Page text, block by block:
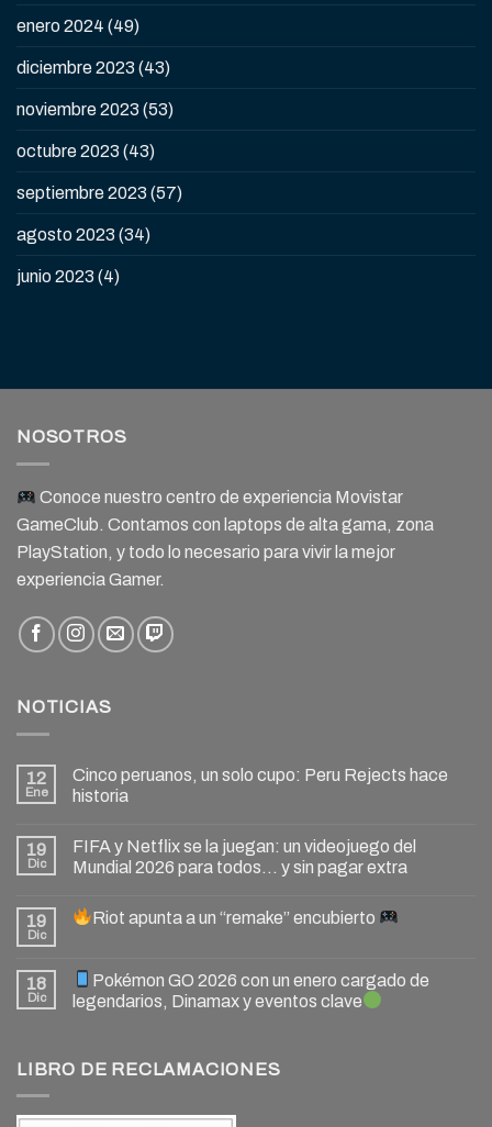
enero 2024 (49)
diciembre 2023 (43)
noviembre 2023 (53)
octubre 2023 (43)
septiembre 2023 (57)
agosto 2023 (34)
junio 2023 (4)
NOSOTROS
Conoce nuestro centro de experiencia Movistar
GameClub. Contamos con laptops de alta gama, zona
PlayStation, y todo lo necesario para vivir la mejor
experiencia Gamer.
NOTICIAS
12
Ene
Cinco peruanos, un solo cupo: Peru Rejects hace
historia
19
Dic
FIFA y Netflix se la juegan: un videojuego del
Mundial 2026 para todos… y sin pagar extra
19
Dic
Riot apunta a un “remake” encubierto
18
Dic
Pokémon GO 2026 con un enero cargado de
legendarios, Dinamax y eventos clave
LIBRO DE RECLAMACIONES